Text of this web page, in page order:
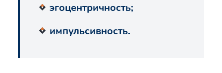
эгоцентричность;
импульсивность.